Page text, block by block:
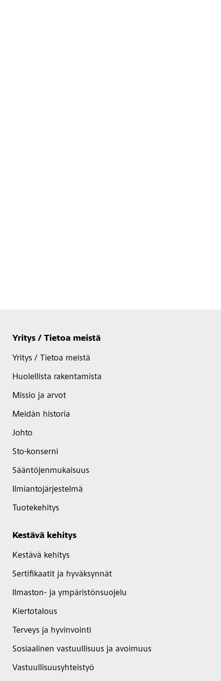
Yritys / Tietoa meistä
Yritys / Tietoa meistä
Huolellista rakentamista
Missio ja arvot
Meidän historia
Johto
Sto-konserni
Sääntöjenmukaisuus
Ilmiantojärjestelmä
Tuotekehitys
Kestävä kehitys
Kestävä kehitys
Sertifikaatit ja hyväksynnät
Ilmaston- ja ympäristönsuojelu
Kiertotalous
Terveys ja hyvinvointi
Sosiaalinen vastuullisuus ja avoimuus
Vastuullisuusyhteistyö